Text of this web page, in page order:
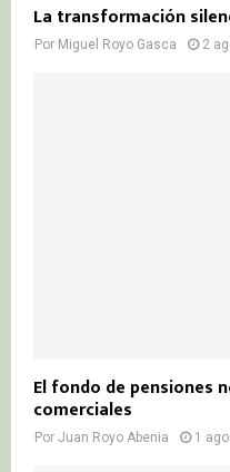
La transformación
Por Miguel Royo Gasca 2
El fondo de pensiones
comerciales
Por Juan Royo Abenia 1